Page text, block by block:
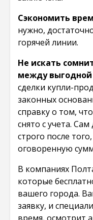
Сэкономить
нужно,
горячей линии.
Не искать
между выгодной
сделки купли-
законных
справку о том,
снято с учета.
строго после
оговоренную
В компаниях
которые
вашего города.
заявку, и